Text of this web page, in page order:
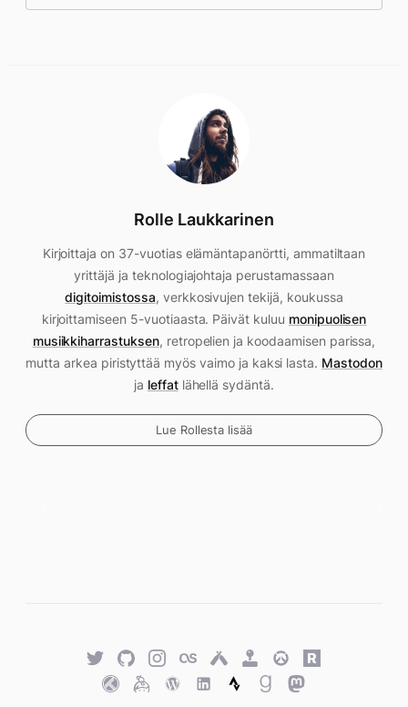
Rolle Laukkarinen
Kirjoittaja on 37-vuotias elämäntapanörtti, ammatiltaan
yrittäjä ja teknologiajohtaja perustamassaan
digitoimistossa, verkkosivujen tekijä, koukussa
kirjoittamiseen 5-vuotiaasta. Päivät kuluu monipuolisen
musiikkiharrastuksen, retropelien ja koodaamisen parissa,
mutta arkea piristyttää myös vaimo ja kaksi lasta. Mastodon
ja leffatlähellä sydäntä.
Lue Rollesta lisää
TwitterGitHubTwitterLast.fmUntappd
Retro
Achievements
Overwatch
Rawg.io
TraktKeybaseWordPress
WordPress
StravaGoodreads
Mastodon